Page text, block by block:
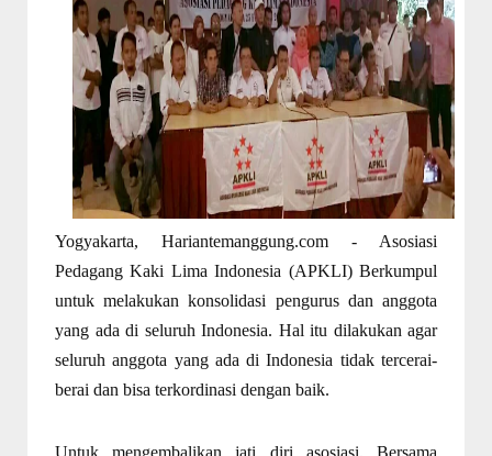
Yogyakarta, Hariantemanggung.com - Asosiasi
Pedagang Kaki Lima Indonesia (APKLI) Berkumpul
untuk melakukan konsolidasi pengurus dan anggota
yang ada di seluruh Indonesia. Hal itu dilakukan agar
seluruh anggota yang ada di Indonesia tidak tercerai-
berai dan bisa terkordinasi dengan baik.
Untuk mengembalikan jati diri asosiasi, Bersama